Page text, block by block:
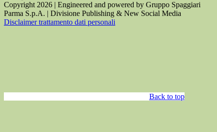
Copyright 2026 | Engineered and powered by Gruppo Spaggiari
Parma S.p.A. | Divisione Publishing & New Social Media
Disclaimer trattamento dati personali
Back to top